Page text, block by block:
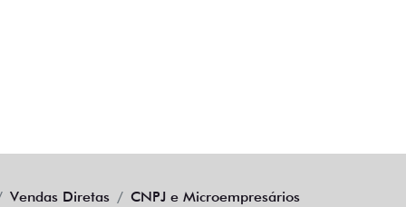
Vendas Diretas CNPJ e Microempresários